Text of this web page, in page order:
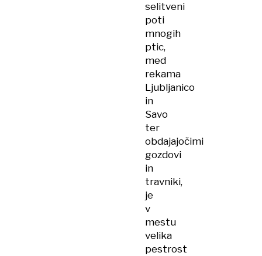
selitveni
poti
mnogih
ptic,
med
rekama
Ljubljanico
in
Savo
ter
obdajajočimi
gozdovi
in
travniki,
je
v
mestu
velika
pestrost